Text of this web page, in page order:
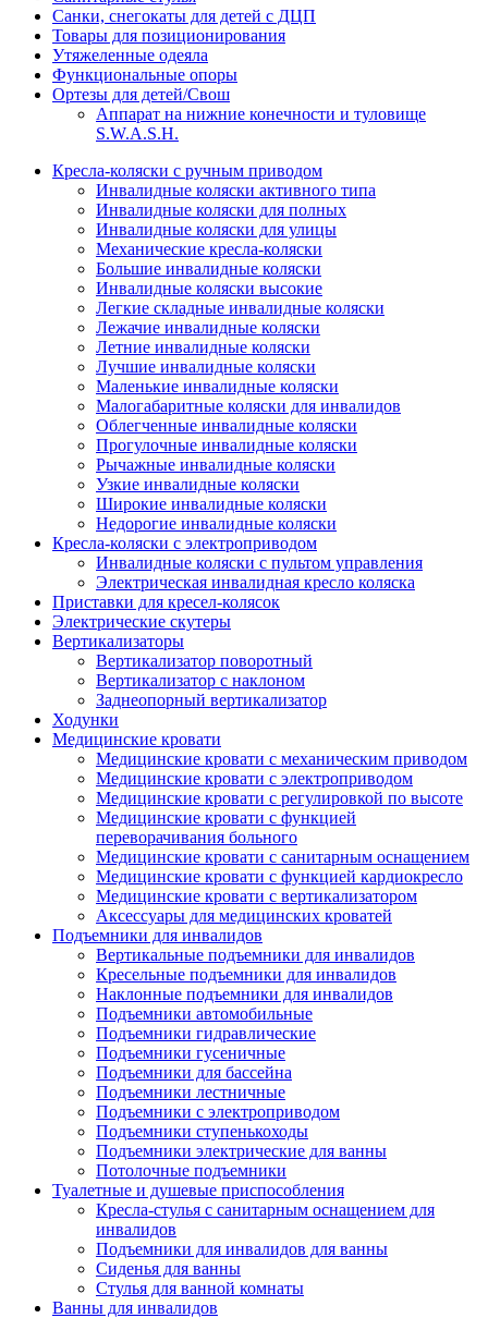
Санки, снегокаты для детей с ДЦП
Товары для позиционирования
Утяжеленные одеяла
Функциональные опоры
Ортезы для детей/Свош
Аппарат на нижние конечности и туловище
S.W.A.S.H.
Кресла-коляски с ручным приводом
Инвалидные коляски активного типа
Инвалидные коляски для полных
Инвалидные коляски для улицы
Механические кресла-коляски
Большие инвалидные коляски
Инвалидные коляски высокие
Легкие складные инвалидные коляски
Лежачие инвалидные коляски
Летние инвалидные коляски
Лучшие инвалидные коляски
Маленькие инвалидные коляски
Малогабаритные коляски для инвалидов
Облегченные инвалидные коляски
Прогулочные инвалидные коляски
Рычажные инвалидные коляски
Узкие инвалидные коляски
Широкие инвалидные коляски
Недорогие инвалидные коляски
Кресла-коляски с электроприводом
Инвалидные коляски с пультом управления
Электрическая инвалидная кресло коляска
Приставки для кресел-колясок
Электрические скутеры
Вертикализаторы
Вертикализатор поворотный
Вертикализатор с наклоном
Заднеопорный вертикализатор
Ходунки
Медицинские кровати
Медицинские кровати с механическим приводом
Медицинские кровати с электроприводом
Медицинские кровати с регулировкой по высоте
Медицинские кровати с функцией
переворачивания больного
Медицинские кровати с санитарным оснащением
Медицинские кровати с функцией кардиокресло
Медицинские кровати с вертикализатором
Аксессуары для медицинских кроватей
Подъемники для инвалидов
Вертикальные подъемники для инвалидов
Кресельные подъемники для инвалидов
Наклонные подъемники для инвалидов
Подъемники автомобильные
Подъемники гидравлические
Подъемники гусеничные
Подъемники для бассейна
Подъемники лестничные
Подъемники с электроприводом
Подъемники ступенькоходы
Подъемники электрические для ванны
Потолочные подъемники
Туалетные и душевые приспособления
Кресла-стулья с санитарным оснащением для
инвалидов
Подъемники для инвалидов для ванны
Сиденья для ванны
Стулья для ванной комнаты
Ванны для инвалидов